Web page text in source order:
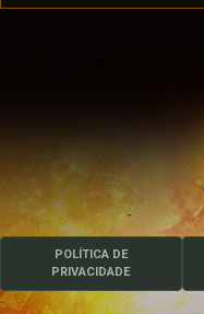
POLÍTICA DE
PRIVACIDADE